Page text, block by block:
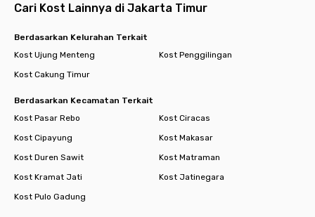
Cari Kost Lainnya di Jakarta Timur
Berdasarkan Kelurahan Terkait
Kost Ujung Menteng
Kost Penggilingan
Kost Cakung Timur
Berdasarkan Kecamatan Terkait
Kost Pasar Rebo
Kost Ciracas
Kost Cipayung
Kost Makasar
Kost Duren Sawit
Kost Matraman
Kost Kramat Jati
Kost Jatinegara
Kost Pulo Gadung